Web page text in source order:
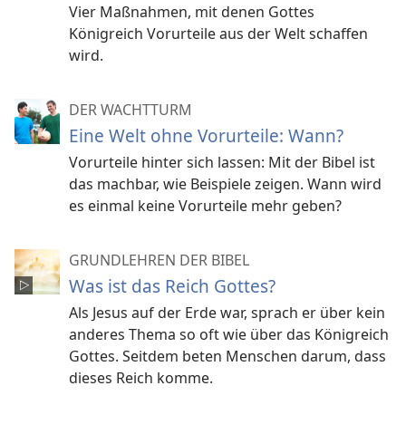
Vier Maßnahmen, mit denen Gottes
Königreich Vorurteile aus der Welt schaffen
wird.
DER WACHTTURM
Eine Welt ohne Vorurteile: Wann?
Vorurteile hinter sich lassen: Mit der Bibel ist
das machbar, wie Beispiele zeigen. Wann wird
es einmal keine Vorurteile mehr geben?
GRUNDLEHREN DER BIBEL
Was ist das Reich Gottes?
Als Jesus auf der Erde war, sprach er über kein
anderes Thema so oft wie über das Königreich
Gottes. Seitdem beten Menschen darum, dass
dieses Reich komme.